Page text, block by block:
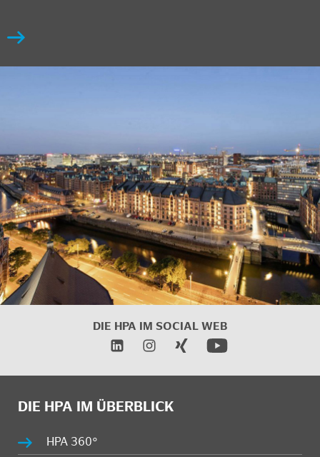
DIE HPA IM SOCIAL WEB
DIE HPA IM ÜBERBLICK
HPA 360°